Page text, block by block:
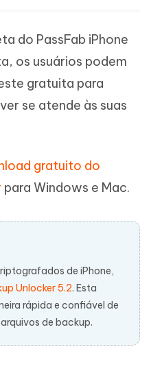
do PassFab iPhone
os usuários podem
gratuita para
se atende às suas
gratuito do
para Windows e Mac.
de iPhone,
Unlocker 5.2. Esta
rápida e confiável de
de backup.